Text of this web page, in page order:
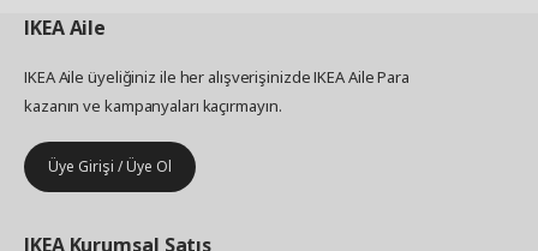
IKEAAile
IKEA Aile üyeliğiniz ile her alışverişinizde IKEA Aile Para
kazanın ve kampanyaları kaçırmayın.
Üye Girişi / Üye Ol
IKEA Kurumsal Satış